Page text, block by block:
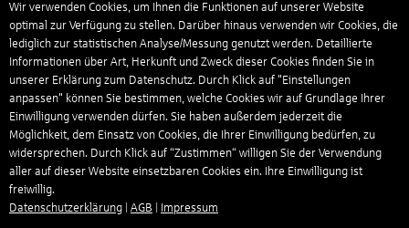
Wir verwenden Cookies, um Ihnen die Funktionen auf unserer Website
optimal zur Verfügung zu stellen. Darüber hinaus verwenden wir Cookies, die
lediglich zur statistischen Analyse/Messung genutzt werden. Detaillierte
Informationen über Art, Herkunft und Zweck dieser Cookies finden Sie in
unserer Erklärung zum Datenschutz. Durch Klick auf "Einstellungen
anpassen" können Sie bestimmen, welche Cookies wir auf Grundlage Ihrer
Einwilligung verwenden dürfen. Sie haben außerdem jederzeit die
Möglichkeit, dem Einsatz von Cookies, die Ihrer Einwilligung bedürfen, zu
widersprechen. Durch Klick auf “Zustimmen“ willigen Sie der Verwendung
aller auf dieser Website einsetzbaren Cookies ein. Ihre Einwilligung ist
freiwillig.
Datenschutzerklärung
AGB Impressum